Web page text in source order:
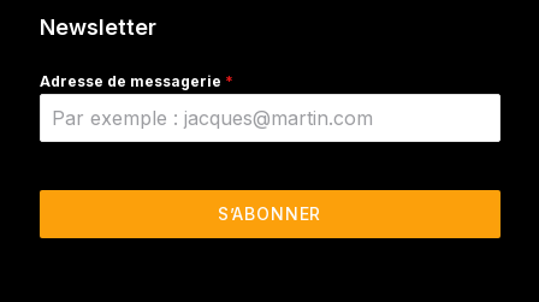
Newsletter
Adresse de messagerie *
S’ABONNER